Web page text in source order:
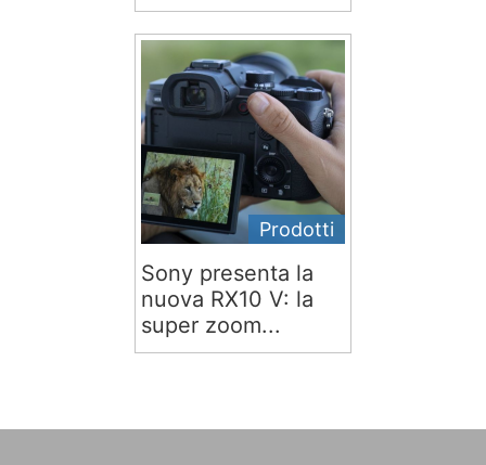
Prodotti
Sony presenta la
nuova RX10 V: la
super zoom...